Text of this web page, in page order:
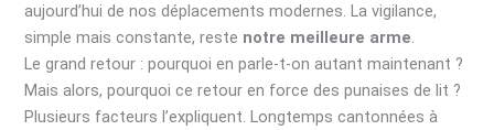
aujourd’hui de nos déplacements modernes. La vigilance,
simple mais constante, reste notre meilleure arme.
Le grand retour : pourquoi en parle-t-on autant maintenant ?
Mais alors, pourquoi ce retour en force des punaises de lit ?
Plusieurs facteurs l’expliquent. Longtemps cantonnées à